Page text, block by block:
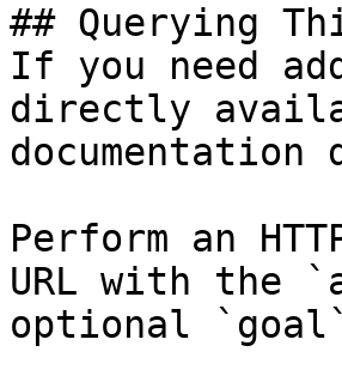
## Querying
If you need
directly
Perform an
URL with the
optional